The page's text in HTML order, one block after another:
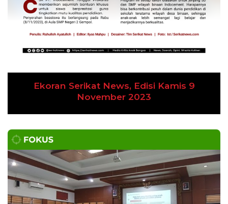
Ekoran Serikat News, Edisi Kamis 9
November 2023